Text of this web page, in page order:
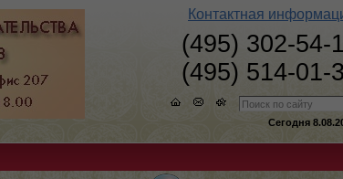
Контактная
(495) 302-54-
(495) 514-01-
Сегодня